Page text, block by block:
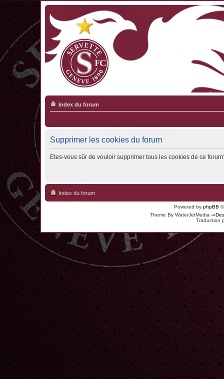
Index du forum
Supprimer les cookies du forum
Etes-vous sûr de vouloir supprimer tous les cookies de ce
Index du forum
Powered by phpBB
Theme By WaterJetMedia -
Traduction